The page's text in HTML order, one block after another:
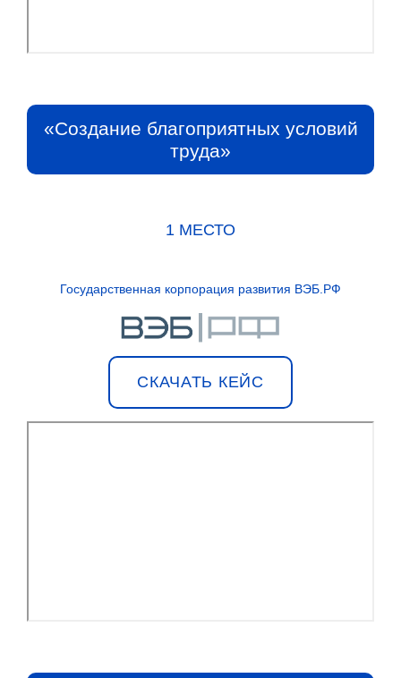
«Создание благоприятных условий
труда»
1 МЕСТО
Государственная корпорация развития ВЭБ.РФ
СКАЧАТЬ КЕЙС